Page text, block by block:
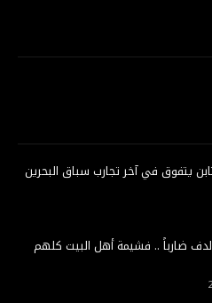
فرستابن يتفوق في آخر تجارب سباق البحرين
ضارباً .. فشيمة أهل البيت كلهم